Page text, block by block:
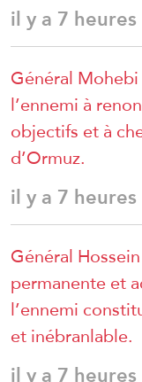
il y a 7 heures
Général
l’ennemi à
objectifs et à
d’Ormuz.
il y a 7 heures
Général
permanente et
l’ennemi
et inébranlable.